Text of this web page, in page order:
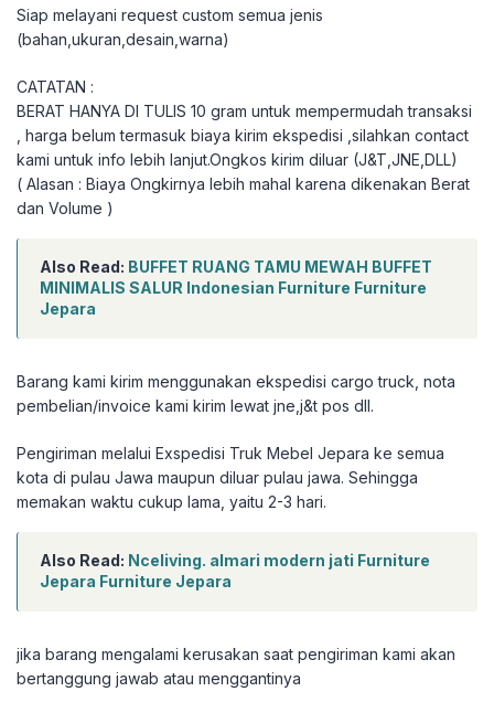
Siap melayani request custom semua jenis
(bahan,ukuran,desain,warna)
CATATAN :
BERAT HANYA DI TULIS 10 gram untuk mempermudah transaksi
, harga belum termasuk biaya kirim ekspedisi ,silahkan contact
kami untuk info lebih lanjut.Ongkos kirim diluar (J&T,JNE,DLL)
( Alasan : Biaya Ongkirnya lebih mahal karena dikenakan Berat
dan Volume )
Also Read: BUFFET RUANG TAMU MEWAH BUFFET
MINIMALIS SALUR Indonesian Furniture Furniture
Jepara
Barang kami kirim menggunakan ekspedisi cargo truck, nota
pembelian/invoice kami kirim lewat jne,j&t pos dll.
Pengiriman melalui Exspedisi Truk Mebel Jepara ke semua
kota di pulau Jawa maupun diluar pulau jawa. Sehingga
memakan waktu cukup lama, yaitu 2-3 hari.
Also Read: Nceliving. almari modern jati Furniture
Jepara Furniture Jepara
jika barang mengalami kerusakan saat pengiriman kami akan
bertanggung jawab atau menggantinya